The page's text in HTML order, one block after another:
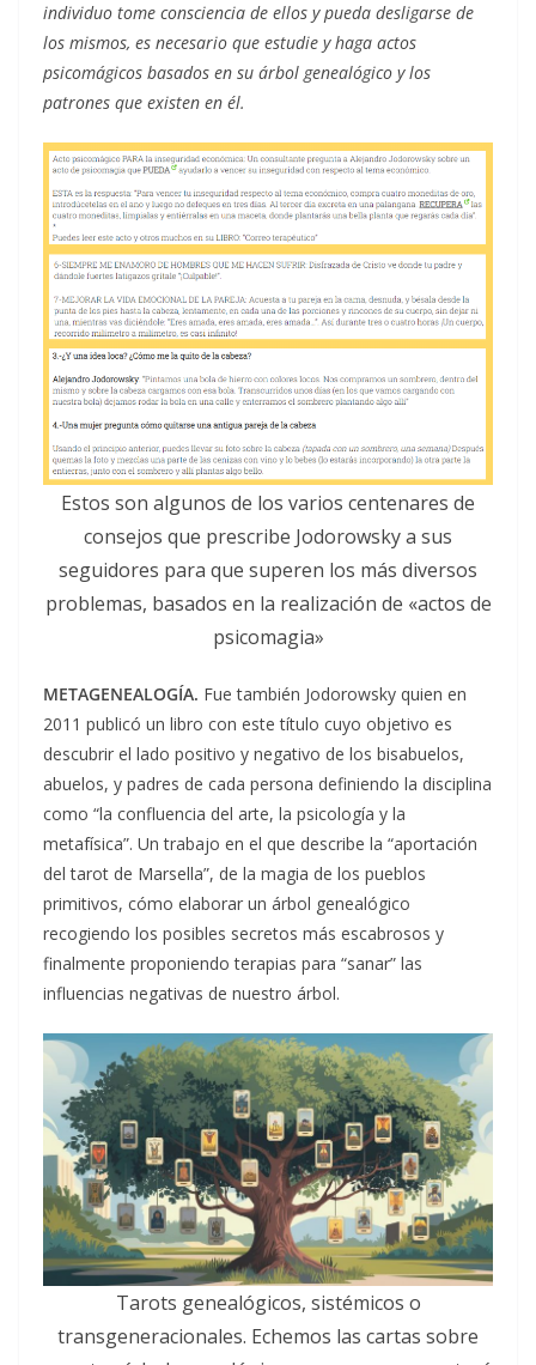
individuo tome consciencia de ellos y pueda desligarse de
los mismos, es necesario que estudie y haga actos
psicomágicos basados en su árbol genealógico y los
patrones que existen en él.
Estos son algunos de los varios centenares de
consejos que prescribe Jodorowsky a sus
seguidores para que superen los más diversos
problemas, basados en la realización de «actos de
psicomagia»
METAGENEALOGÍA. Fue también Jodorowsky quien en
2011 publicó un libro con este título cuyo objetivo es
descubrir el lado positivo y negativo de los bisabuelos,
abuelos, y padres de cada persona definiendo la disciplina
como “la confluencia del arte, la psicología y la
metafísica”. Un trabajo en el que describe la “aportación
del tarot de Marsella”, de la magia de los pueblos
primitivos, cómo elaborar un árbol genealógico
recogiendo los posibles secretos más escabrosos y
finalmente proponiendo terapias para “sanar” las
influencias negativas de nuestro árbol.
Tarots genealógicos, sistémicos o
transgeneracionales. Echemos las cartas sobre